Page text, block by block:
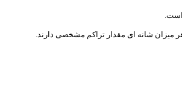
شانه ای مقدار تراکم مشخصی دارند.